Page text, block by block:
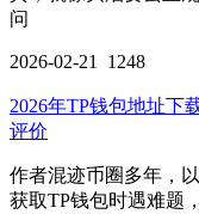
问
2026-02-21 1248
2026年TP钱包地址下
评价
作者混迹币圈多年，
获取TP钱包时遇难题